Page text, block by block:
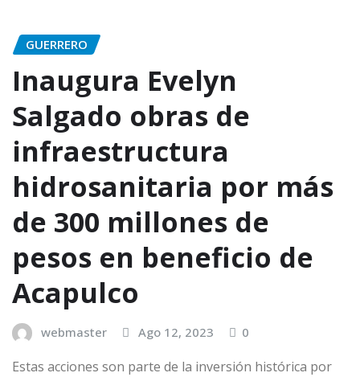
GUERRERO
Inaugura Evelyn
Salgado obras de
infraestructura
hidrosanitaria por más
de 300 millones de
pesos en beneficio de
Acapulco
webmaster Ago 12, 2023 0
Estas acciones son parte de la inversión histórica por